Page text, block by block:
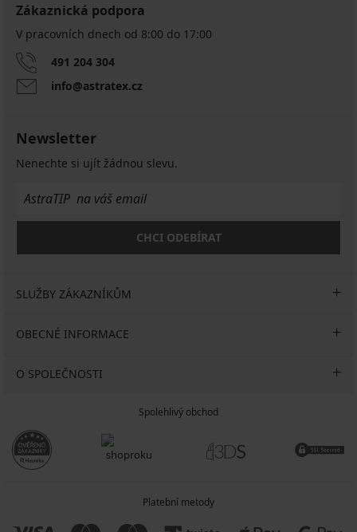
Zákaznická podpora
V pracovních dnech od 8:00 do 17:00
491 204 304
info@astratex.cz
Newsletter
Nenechte si ujít žádnou slevu.
CHCI ODEBÍRAT
SLUŽBY ZÁKAZNÍKŮM
OBECNÉ INFORMACE
O SPOLEČNOSTI
Spolehlivý obchod
Platební metody